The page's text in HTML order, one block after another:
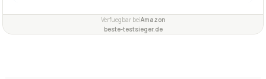
Verfuegbar beiAmazon
beste-testsieger.de